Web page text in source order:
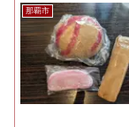
那覇市